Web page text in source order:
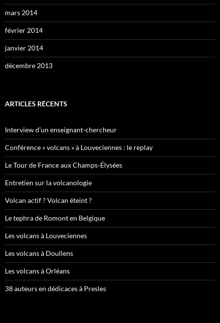
mars 2014
février 2014
janvier 2014
décembre 2013
ARTICLES RÉCENTS
Interview d’un enseignant-chercheur
Conférence « volcans » à Louveciennes : le replay
Le Tour de France aux Champs-Élysées
Entretien sur la volcanologie
Volcan actif ? Volcan éteint ?
Le tephra de Romont en Belgique
Les volcans à Louveciennes
Les volcans à Doullens
Les volcans à Orléans
38 auteurs en dédicaces à Presles